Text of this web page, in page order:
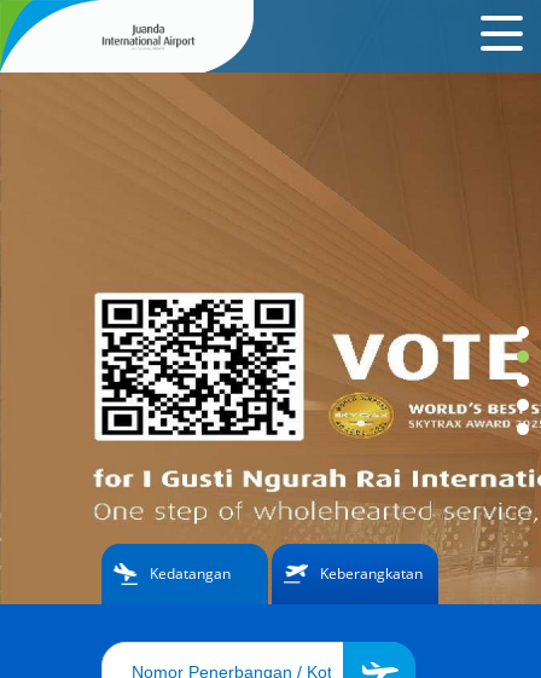
Kedatangan Keberangkatan